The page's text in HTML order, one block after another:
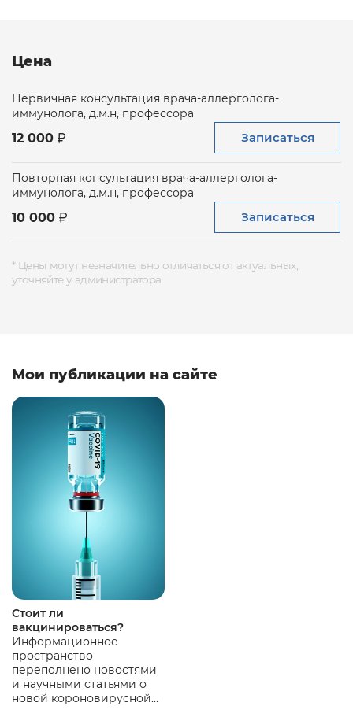
Цена
Первичная консультация врача-аллерголога-
иммунолога, д.м.н, профессора
12 000 Записаться
Повторная консультация врача-аллерголога-
иммунолога, д.м.н, профессора
10 000 Записаться
* Цены могут незначительно отличаться от актуальных,
уточняйте у администратора.
Мои публикации на сайте
Стоит ли
вакцинироваться?
Информационное
пространство
переполнено новостями
и научными статьями о
новой короновирусной